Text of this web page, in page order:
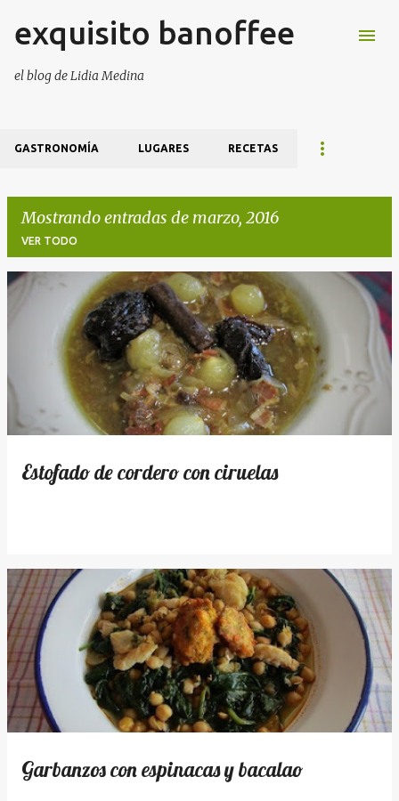
Ir al contenido principal
exquisito banoffee
el blog de Lidia Medina
GASTRONOMÍA LUGARES RECETAS
Mostrando entradas de marzo, 2016
VER TODO
r
a
Estofado de cordero con ciruelas
Garbanzos con espinacas y bacalao